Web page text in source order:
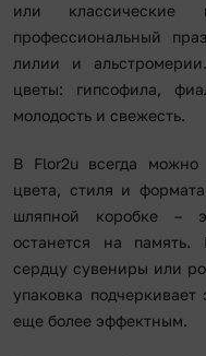
или
профессиональный
лилии и
цветы: гипсофила,
молодость и свежесть.
В Flor2u всегда можно
цвета, стиля и
шляпной коробке –
останется на память.
сердцу сувениры или
упаковка
еще более эффектным.